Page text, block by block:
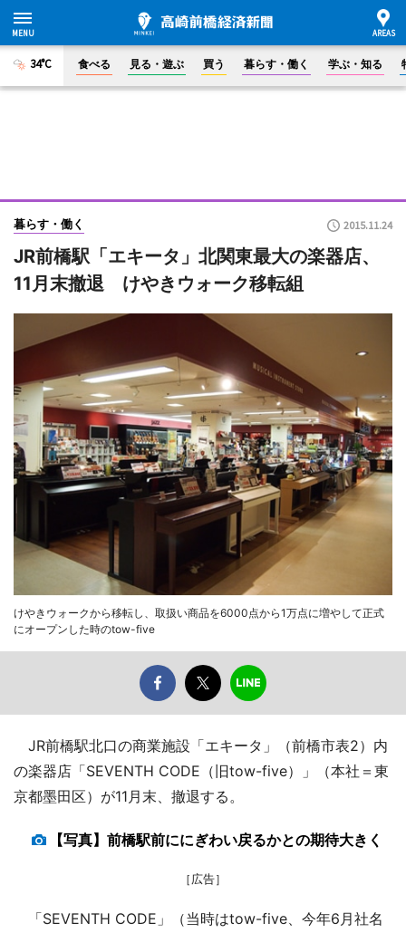
34°C 食べる 見る・遊ぶ 買う 暮らす・働く 学ぶ・知る
暮らす・働く 2015.11.24
JR前橋駅「エキータ」北関東最大の楽器店、
11月末撤退 けやきウォーク移転組
けやきウォークから移転し、取扱い商品を6000点から1万点に増やして正式
にオープンした時のtow-five
JR前橋駅北口の商業施設「エキータ」（前橋市表2）内
の楽器店「SEVENTH CODE（旧tow-five）」（本社＝東
京都墨田区）が11月末、撤退する。
【写真】前橋駅前ににぎわい戻るかとの期待大きく
［広告］
「SEVENTH CODE」（当時はtow-five、今年6月社名